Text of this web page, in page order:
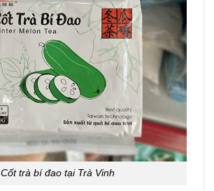
Cốt trà bí đao tại Trà Vinh